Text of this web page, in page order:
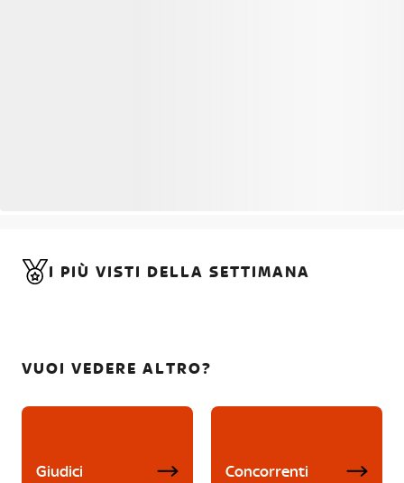
I PIÙ VISTI DELLA SETTIMANA
VUOI VEDERE ALTRO?
Giudici Concorrenti